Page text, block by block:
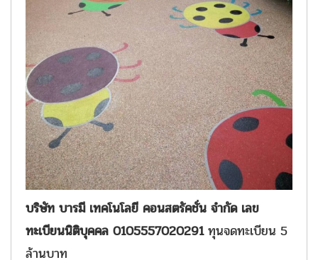
บริษัท บารมี เทคโนโลยี คอนสตรัคชั่น จำกัด เลข
ทะเบียนนิติบุคคล 0105557020291ทุนจดทะเบียน 5
ล้านบาท